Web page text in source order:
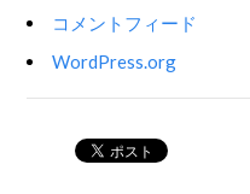
コメントフィード
WordPress.org